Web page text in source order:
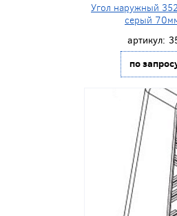
Угол наружный
серый
артикул:
по